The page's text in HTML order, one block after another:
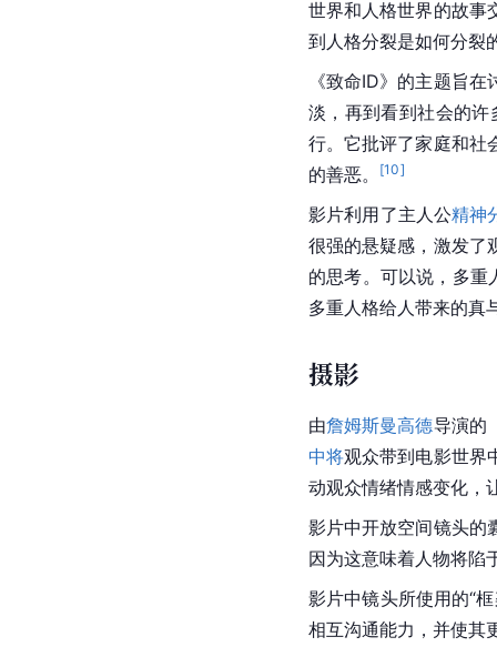
世界和人格世界的故事
到人格分裂是如何分裂
《致命ID》的主题旨在
淡，再到看到社会的许
行。它批评了家庭和社
的善恶。
[10]
影片利用了主人公精神
很强的悬疑感，激发了
的思考。可以说， 多重
多重人格给人带来的真
摄影
由詹姆斯曼高德导演的
中将观众带到电影世界
动观众情绪情感变化，
影片中开放空间镜头的
因为这意味着人物将陷
影片中镜头所使用的“
相互沟通能力，并使其